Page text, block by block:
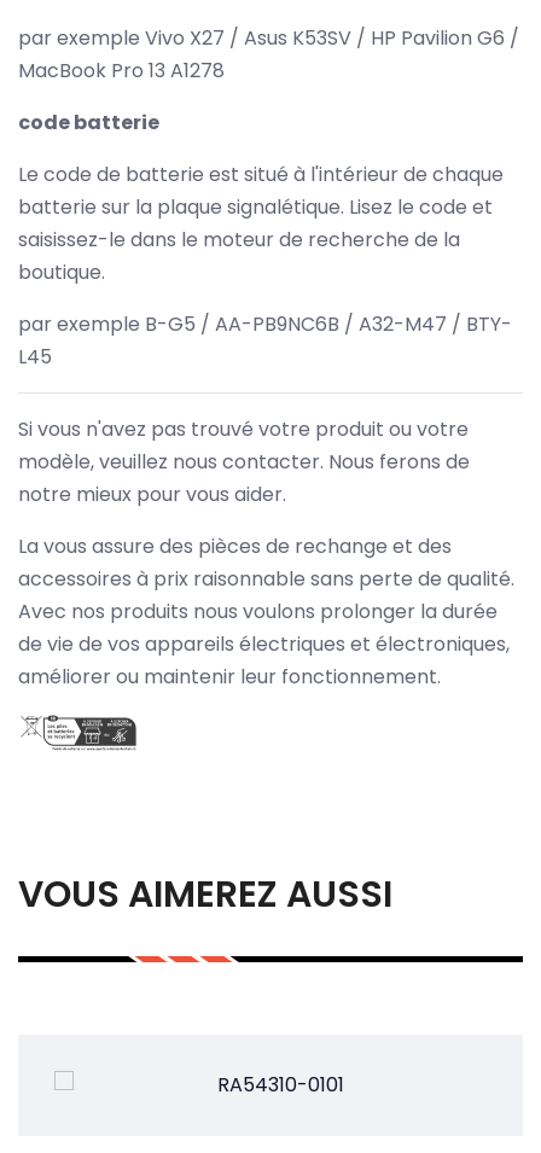
par exemple Vivo X27 / Asus K53SV / HP Pavilion G6 /
MacBook Pro 13 A1278
code batterie
Le code de batterie est situé à l'intérieur de chaque
batterie sur la plaque signalétique. Lisez le code et
saisissez-le dans le moteur de recherche de la
boutique.
par exemple B-G5 / AA-PB9NC6B / A32-M47 / BTY-
L45
Si vous n'avez pas trouvé votre produit ou votre
modèle, veuillez nous contacter. Nous ferons de
notre mieux pour vous aider.
La vous assure des pièces de rechange et des
accessoires à prix raisonnable sans perte de qualité.
Avec nos produits nous voulons prolonger la durée
de vie de vos appareils électriques et électroniques,
améliorer ou maintenir leur fonctionnement.
VOUS AIMEREZ AUSSI